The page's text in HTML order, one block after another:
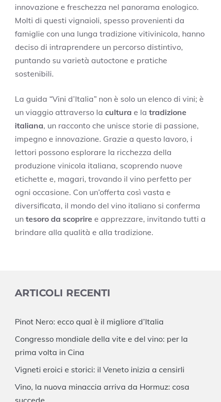
innovazione e freschezza nel panorama enologico.
Molti di questi vignaioli, spesso provenienti da
famiglie con una lunga tradizione vitivinicola, hanno
deciso di intraprendere un percorso distintivo,
puntando su varietà autoctone e pratiche
sostenibili.
La guida “Vini d’Italia” non è solo un elenco di vini; è
un viaggio attraverso la cultura e la tradizione
italiana, un racconto che unisce storie di passione,
impegno e innovazione. Grazie a questo lavoro, i
lettori possono esplorare la ricchezza della
produzione vinicola italiana, scoprendo nuove
etichette e, magari, trovando il vino perfetto per
ogni occasione. Con un’offerta così vasta e
diversificata, il mondo del vino italiano si conferma
un tesoro da scoprire e apprezzare, invitando tutti a
brindare alla qualità e alla tradizione.
ARTICOLI RECENTI
Pinot Nero: ecco qual è il migliore d’Italia
Congresso mondiale della vite e del vino: per la
prima volta in Cina
Vigneti eroici e storici: il Veneto inizia a censirli
Vino, la nuova minaccia arriva da Hormuz: cosa
succede